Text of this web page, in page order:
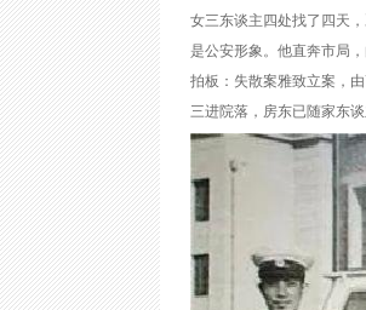
女三东谈主四处找了四天
是公安形象。他直奔市局
拍板：失散案雅致立案，
三进院落，房东已随家东